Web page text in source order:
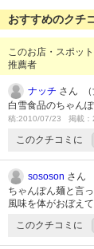
おすすめのクチ
このお店・スポッ
推薦者
ナッチ さん （
白雪食品のちゃん
稿:2010/07/23 掲載：
このクチコミに
sososon さん
ちゃんぽん麺と言
風味を体がおぼえ
このクチコミに